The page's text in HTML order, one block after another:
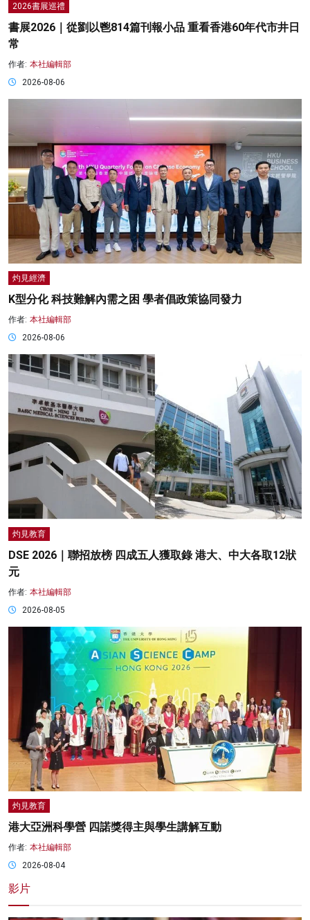
2026書展巡禮
書展2026｜從劉以鬯814篇刊報小品 重看香港60年代市井日
常
作者: 本社編輯部
2026-08-06
灼見經濟
K型分化 科技難解內需之困 學者倡政策協同發力
作者: 本社編輯部
2026-08-06
灼見教育
DSE 2026｜聯招放榜 四成五人獲取錄 港大、中大各取12狀
元
作者: 本社編輯部
2026-08-05
灼見教育
港大亞洲科學營 四諾獎得主與學生講解互動
作者: 本社編輯部
2026-08-04
影片